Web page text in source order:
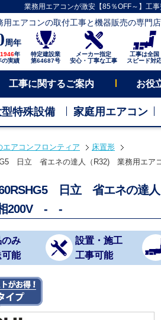
業務用エアコンが激安【85％OFF～】工
用エアコンの取付工事と機器販売の専門店
周年
1946年
の実績
特定建設業
第64687号
メーカー指定
安心・丁寧な工事
工事は全国
スピード対
工事に関するご案内 お役
型特殊設備 家庭用エアコン
アコンフロンティア
床置形
日立 省エネの達人（R32) 業務用エ
日立 省エネの達
200V - -
み
能
設置・施工
工事可能